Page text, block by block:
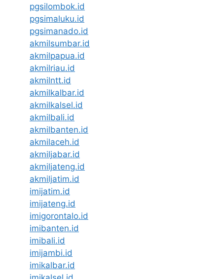
pgsilombok.id
pgsimaluku.id
pgsimanado.id
akmilsumbar.id
akmilpapua.id
akmilriau.id
akmilntt.id
akmilkalbar.id
akmilkalsel.id
akmilbali.id
akmilbanten.id
akmilaceh.id
akmiljabar.id
akmiljateng.id
akmiljatim.id
imijatim.id
imijateng.id
imigorontalo.id
imibanten.id
imibali.id
imijambi.id
imikalbar.id